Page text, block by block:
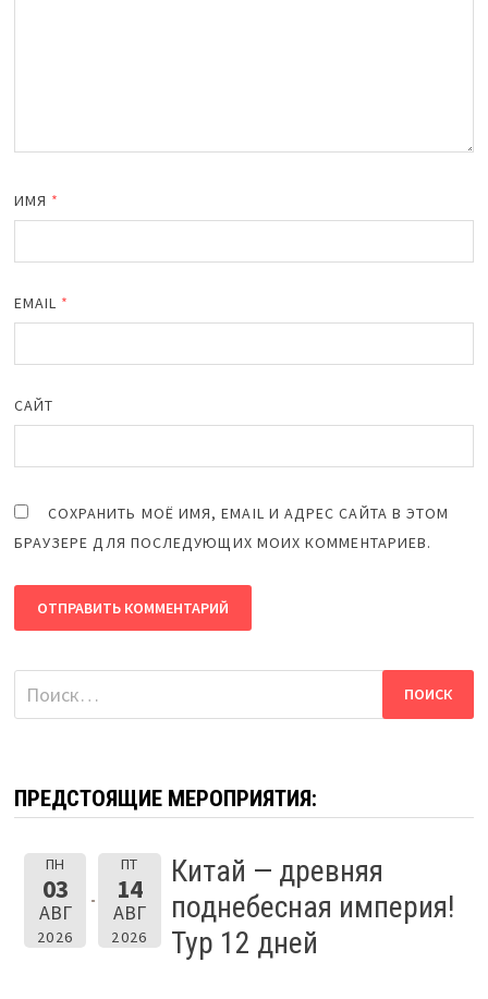
ИМЯ *
EMAIL *
САЙТ
СОХРАНИТЬ МОЁ ИМЯ, EMAIL И АДРЕС САЙТА В ЭТОМ
БРАУЗЕРЕ ДЛЯ ПОСЛЕДУЮЩИХ МОИХ КОММЕНТАРИЕВ.
Найти:
ПРЕДСТОЯЩИЕ МЕРОПРИЯТИЯ:
ПН
03
АВГ
2026
ПТ
14
АВГ
2026
Китай — древняя
поднебесная империя!
Тур 12 дней